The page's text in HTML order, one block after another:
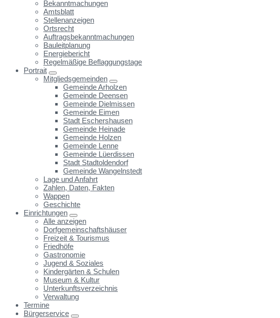
Bekanntmachungen
Amtsblatt
Stellenanzeigen
Ortsrecht
Auftragsbekanntmachungen
Bauleitplanung
Energiebericht
Regelmäßige Beflaggungstage
Portrait
Mitgliedsgemeinden
Gemeinde Arholzen
Gemeinde Deensen
Gemeinde Dielmissen
Gemeinde Eimen
Stadt Eschershausen
Gemeinde Heinade
Gemeinde Holzen
Gemeinde Lenne
Gemeinde Lüerdissen
Stadt Stadtoldendorf
Gemeinde Wangelnstedt
Lage und Anfahrt
Zahlen, Daten, Fakten
Wappen
Geschichte
Einrichtungen
Alle anzeigen
Dorfgemeinschaftshäuser
Freizeit & Tourismus
Friedhöfe
Gastronomie
Jugend & Soziales
Kindergärten & Schulen
Museum & Kultur
Unterkunftsverzeichnis
Verwaltung
Termine
Bürgerservice